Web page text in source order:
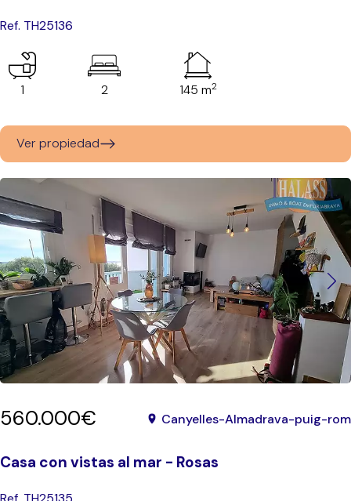
Ref. TH25136
1 2 145 m2
Ver propiedad
560.000€ Canyelles-Almadrava-puig-rom
Casa con vistas al mar - Rosas